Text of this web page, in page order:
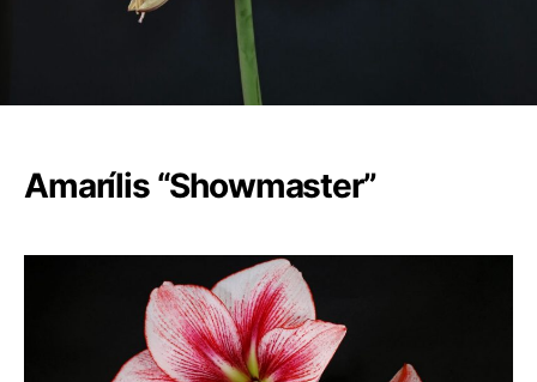
Amarílis “Showmaster”